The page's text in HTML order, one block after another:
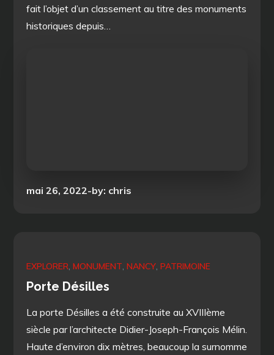
fait l’objet d’un classement au titre des monuments
historiques depuis…
Posted
mai 26, 2022 by: chris
EXPLORER MONUMENT NANCY PATRIMOINE
Porte Désilles
La porte Désilles a été construite au XVIIIème
siècle par l’architecte Didier-Joseph-François Mélin.
Haute d’environ dix mètres, beaucoup la surnomme